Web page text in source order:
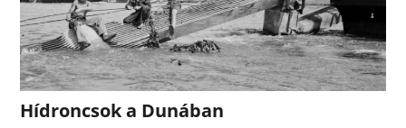
Hídroncsok a Dunában